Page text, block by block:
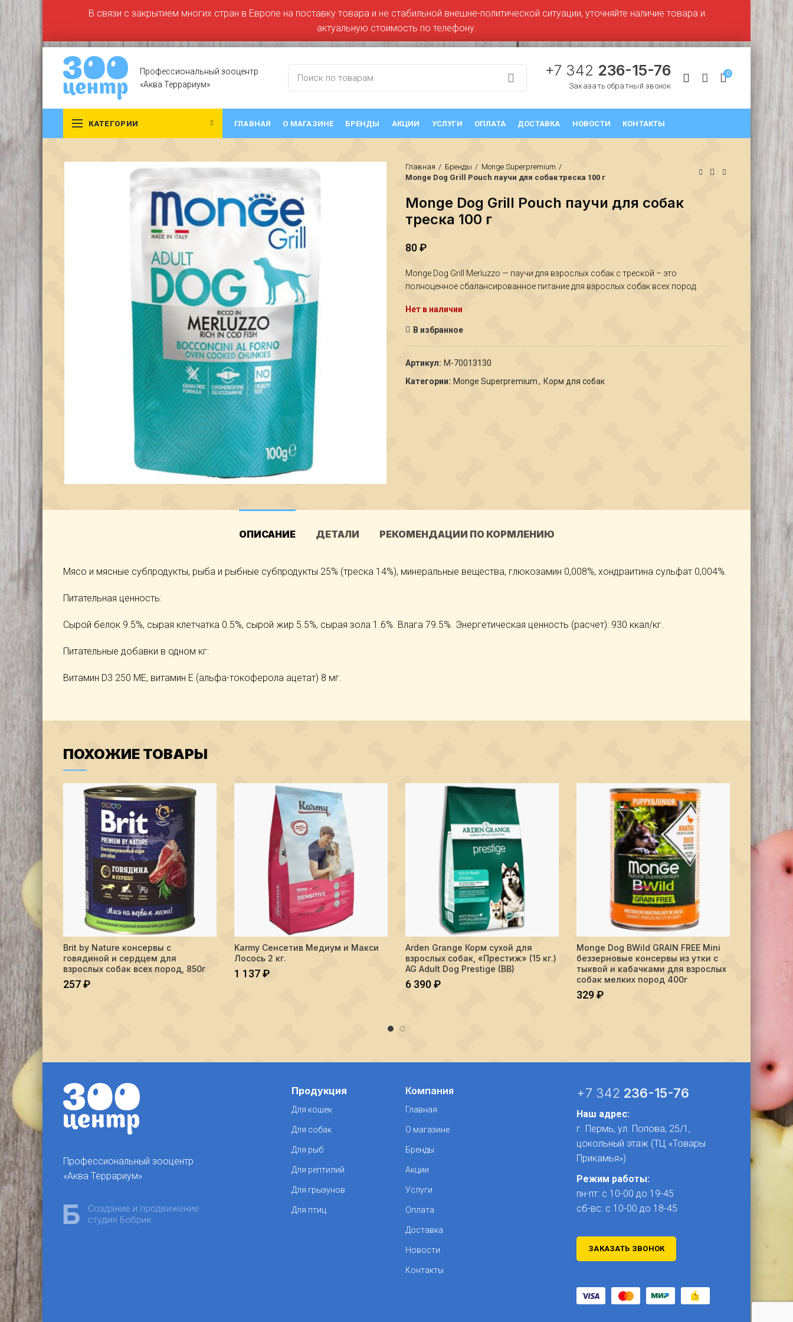
Профессиональный зооцентр
«Аква Террариум»
+7 342 236-15-76
Заказать обратный звонок
0
КАТЕГОРИИ ГЛАВНАЯ О МАГАЗИНЕ БРЕНДЫ АКЦИИ УСЛУГИ ОПЛАТА ДОСТАВКА НОВОСТИ КОНТАКТЫ
Главная Бренды
Monge Superpremium
Monge Dog Grill Pouch паучи для собак треска 100 г
₽
Monge Dog Grill Pouch паучи для собак
треска 100 г
80₽
Monge Dog Grill Merluzzo — паучи для взрослых собак с треской – это
полноценное сбалансированное питание для взрослых собак всех пород.
Нет в наличии
В избранное
Артикул: M-70013130
Категории: Monge Superpremium, Корм для собак
ОПИСАНИЕ ДЕТАЛИ РЕКОМЕНДАЦИИ ПО КОРМЛЕНИЮ
Мясо и мясные субпродукты, рыба и рыбные субпродукты 25% (треска 14%), минеральные вещества, глюкозамин 0,008%, хондраитина сульфат 0,004%.
Питательная ценность:
Сырой белок 9.5%, сырая клетчатка 0.5%, сырой жир 5.5%, сырая зола 1.6%. Влага 79.5%. Энергетическая ценность (расчет): 930 ккал/кг.
Питательные добавки в одном кг:
Витамин D3 250 МЕ, витамин E (альфа-токоферола ацетат) 8 мг.
ПОХОЖИЕ ТОВАРЫ
Количество Brit by Nature консервы с говядиной и сердцем для взрослых собак всех пород, 850г
В КОРЗИНУ
Brit by Nature консервы с
говядиной и сердцем для
взрослых собак всех пород, 850г
257₽
Количество Karmy Сенсетив Медиум и Макси Лосось 2 кг.
В КОРЗИНУ
Karmy Сенсетив Медиум и Макси
Лосось 2 кг.
1 137₽
Количество Arden Grange Корм сухой для взрослых собак, "Престиж" (15 кг.) AG Adult Dog Prestige
В КОРЗИНУ
Arden Grange Корм сухой для
взрослых собак, «Престиж» (15 кг.)
AG Adult Dog Prestige (BB)
6 390₽
Количество Monge Dog BWild GRAIN FREE Mini
В КОРЗИНУ
Monge Dog BWild GRAIN FREE Mini
беззерновые консервы из утки с
тыквой и кабачками для взрослых
собак мелких пород 400г
329₽
Профессиональный зооцентр
«Аква Террариум»
Продукция
Для кошек
Для собак
Для рыб
Для рептилий
Для грызунов
Для птиц
Компания
Главная
О магазине
Бренды
Акции
Услуги
Оплата
Доставка
Новости
Контакты
+7 342 236-15-76
Наш адрес:
г. Пермь, ул. Попова, 25/1​,
цокольный этаж (ТЦ «Товары
Прикамья»)
Режим работы:
пн-пт: с 10-00 до 19-45
сб-вс: с 10-00 до 18-45
ЗАКАЗАТЬ ЗВОНОК
В связи с закрытием многих стран в Европе на поставку товара и не стабильной внешне-политической ситуации, уточняйте наличие товара и
актуальную стоимость по телефону.